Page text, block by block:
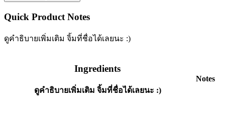
Quick Product Notes
ดูคำธิบายเพิ่มเติม จิ้มที่ชื่อได้เลยนะ :)
Ingredients
ดูคำธิบายเพิ่มเติม จิ้มที่ชื่อได้เลยนะ :)
Notes